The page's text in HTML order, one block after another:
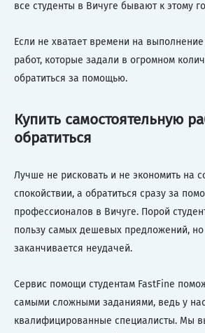
все студенты в Вичуге бывают к этому
Если не хватает времени на
работ, которые задали в огромном
обратиться за помощью.
Купить самостоятельную
обратиться
Лучше не рисковать и не экономить на
спокойствии, а обратиться сразу за
профессионалов в Вичуге. Порой
пользу самых дешевых предложений,
заканчивается неудачей.
Сервис помощи студентам FastFine
самыми сложными заданиями, ведь у нас
квалифицированные специалисты. Мы